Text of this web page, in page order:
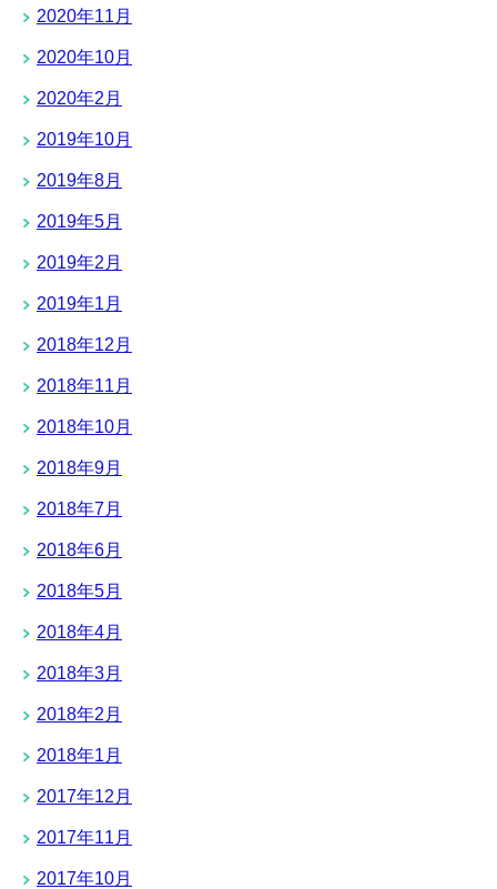
2020年11月
2020年10月
2020年2月
2019年10月
2019年8月
2019年5月
2019年2月
2019年1月
2018年12月
2018年11月
2018年10月
2018年9月
2018年7月
2018年6月
2018年5月
2018年4月
2018年3月
2018年2月
2018年1月
2017年12月
2017年11月
2017年10月